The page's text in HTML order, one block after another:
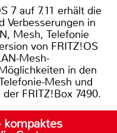
7 auf 7.11 erhält die
Verbesserungen in
Mesh, Telefonie
von FRITZ!OS
Mesh-
in den
Mesh und
FRITZ!Box 7490.
kompaktes